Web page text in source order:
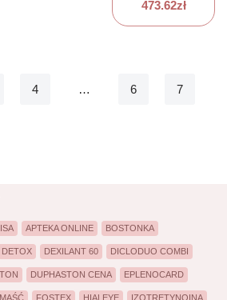
473.62zł
4 … 6 7
APTEKA ONLINE BOSTONKA
DETOX DEXILANT 60 DICLODUO COMBI
DUPHASTON CENA EPLENOCARD
FOSTEX HIALEYE IZOTRETYNOINA